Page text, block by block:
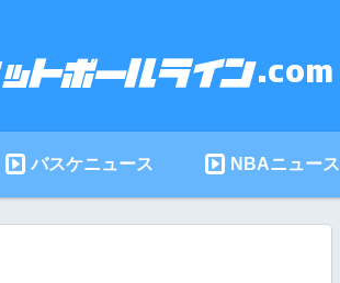
バスケニュース NBAニュース